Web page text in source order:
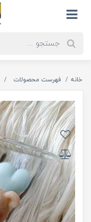
خانه فهرست محصولات